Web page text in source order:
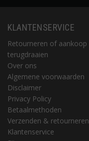
KLANTENSERVICE
Retourneren of aankoop
terugdraaien
Over ons
Algemene voorwaarden
Disclaimer
Privacy Policy
Betaalmethoden
Verzenden & retourneren
Klantenservice